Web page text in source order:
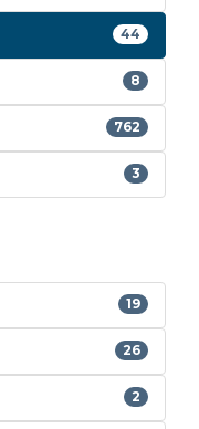
44
8
762
3
19
26
2